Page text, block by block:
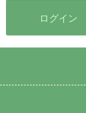
ログイン